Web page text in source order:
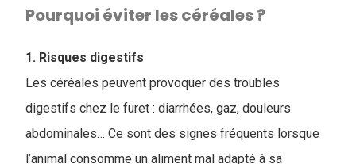
Pourquoi éviter les céréales ?
1. Risques digestifs
Les céréales peuvent provoquer des troubles
digestifs chez le furet : diarrhées, gaz, douleurs
abdominales… Ce sont des signes fréquents lorsque
l’animal consomme un aliment mal adapté à sa